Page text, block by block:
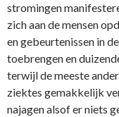
stromingen
zich aan de mensen
en gebeurtenissen in
toebrengen en
terwijl de meeste
ziektes gemakkelijk
najagen alsof er niets